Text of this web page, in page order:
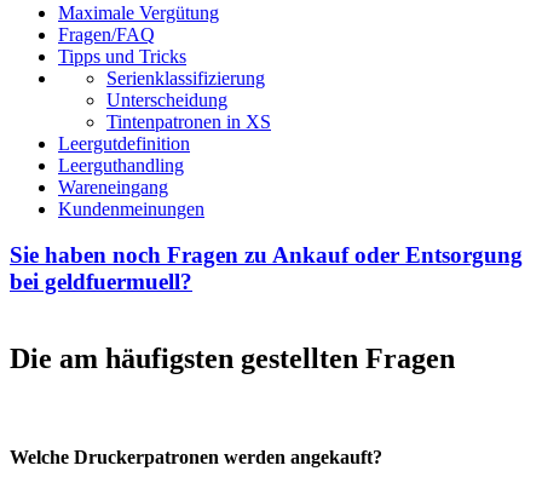
Maximale Vergütung
Fragen/FAQ
Tipps und Tricks
Serienklassifizierung
Unterscheidung
Tintenpatronen in XS
Leergutdefinition
Leerguthandling
Wareneingang
Kundenmeinungen
Sie haben noch Fragen zu Ankauf oder Entsorgung
bei geldfuermuell?
Die am häufigsten gestellten Fragen
Welche Druckerpatronen werden angekauft?